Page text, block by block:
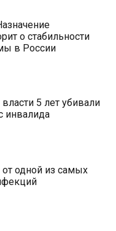
о стабильности
в России
5 лет убивали
инвалида
одной из самых